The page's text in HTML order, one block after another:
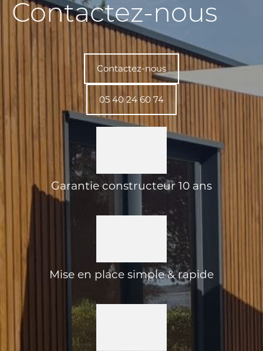
Contactez-nous
Contactez-nous
05 40 24 60 74
Garantie constructeur 10 ans
Mise en place simple & rapide